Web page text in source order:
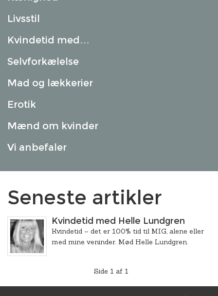
Livsstil
Kvindetid med…
Selvforkælelse
Mad og lækkerier
Erotik
Mænd om kvinder
Vi anbefaler
Seneste artikler
Kvindetid med Helle Lundgren
Kvindetid – det er 100% tid til MIG, alene eller
med mine veninder. Mød Helle Lundgren.
Side 1 af 1